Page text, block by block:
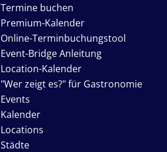
Termine buchen
Premium-Kalender
Online-Terminbuchungstool
Event-Bridge Anleitung
Location-Kalender
"Wer zeigt es?" für Gastronomie
Events
Kalender
Locations
Städte